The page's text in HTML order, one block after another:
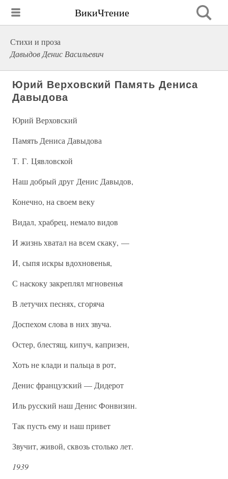
ВикиЧтение
Стихи и проза
Давыдов Денис Васильевич
Юрий Верховский Память Дениса
Давыдова
Юрий Верховский
Память Дениса Давыдова
Т. Г. Цявловской
Наш добрый друг Денис Давыдов,
Конечно, на своем веку
Видал, храбрец, немало видов
И жизнь хватал на всем скаку, —
И, сыпя искры вдохновенья,
С наскоку закреплял мгновенья
В летучих песнях, сгоряча
Доспехом слова в них звуча.
Остер, блестящ, кипуч, капризен,
Хоть не клади и пальца в рот,
Денис французский — Дидерот
Иль русский наш Денис Фонвизин.
Так пусть ему и наш привет
Звучит, живой, сквозь столько лет.
1939